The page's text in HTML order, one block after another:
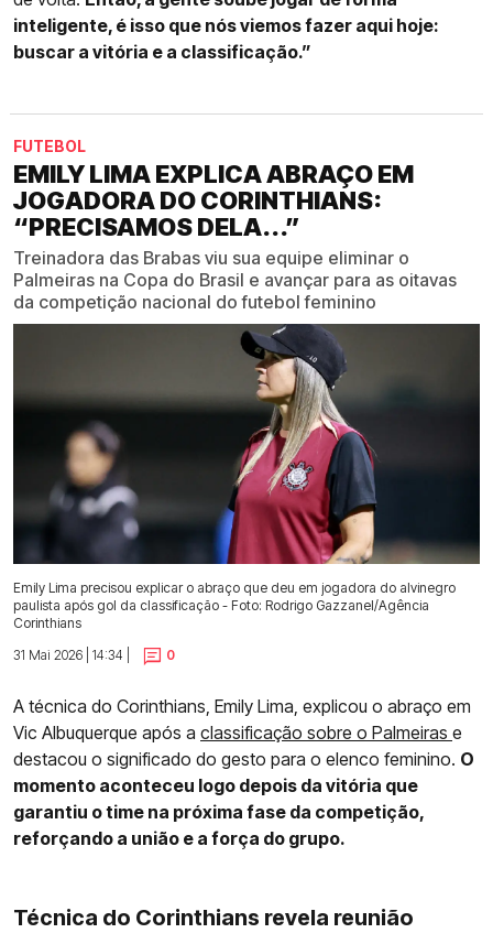
inteligente, é isso que nós viemos fazer aqui hoje:
buscar a vitória e a classificação.”
FUTEBOL
EMILY LIMA EXPLICA ABRAÇO EM
JOGADORA DO CORINTHIANS:
“PRECISAMOS DELA...”
Treinadora das Brabas viu sua equipe eliminar o
Palmeiras na Copa do Brasil e avançar para as oitavas
da competição nacional do futebol feminino
Emily Lima precisou explicar o abraço que deu em jogadora do alvinegro
paulista após gol da classificação - Foto: Rodrigo Gazzanel/Agência
Corinthians
31 Mai 2026 | 14:34 |
0
A técnica do Corinthians, Emily Lima, explicou o abraço em
Vic Albuquerque após a classificação sobre o Palmeiras e
destacou o significado do gesto para o elenco feminino. O
momento aconteceu logo depois da vitória que
garantiu o time na próxima fase da competição,
reforçando a união e a força do grupo.
Técnica do Corinthians revela reunião